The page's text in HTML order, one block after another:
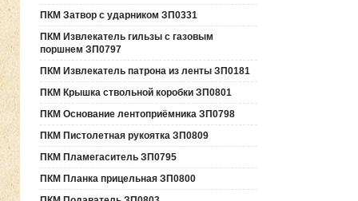
ПКМ Затвор с ударником ЗП0331
ПКМ Извлекатель гильзы с газовым
поршнем ЗП0797
ПКМ Извлекатель патрона из ленты ЗП0181
ПКМ Крышка ствольной коробки ЗП0801
ПКМ Основание лентоприёмника ЗП0798
ПКМ Пистолетная рукоятка ЗП0809
ПКМ Пламегаситель ЗП0795
ПКМ Планка прицельная ЗП0800